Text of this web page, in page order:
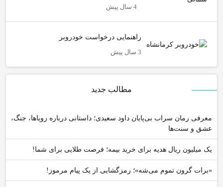
4 سال پیش
راهنمایی درخواست خودروبر
3 سال پیش
مطالب جدید
معرفی رمان سراب بی‌پایان داود سعیدی؛ داستانی درباره رویاها، جنگ،
عشق و سنت‌ها
یک میلیون ریال هدیه برای خرید بیمه؛ فرصت طلایی برای شما!
«برات گرون تموم می‌شه»؛ رمزگشایی از یک پیام مرموز!